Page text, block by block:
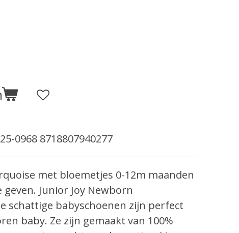
0968 8718807940277
met bloemetjes 0-12m maanden
Junior Joy Newborn
schattige babyschoenen zijn perfect
baby. Ze zijn gemaakt van 100%